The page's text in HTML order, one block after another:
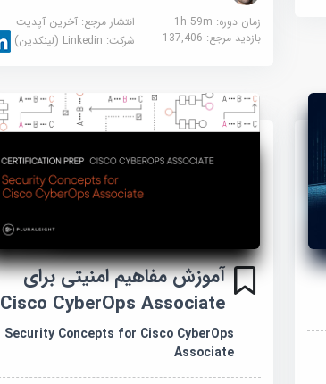
زمان دوره: 1h 59m
انتشار مرجع: آخرین آپدیت
بازدید مرجع: 137,406 شرکت: Linkedin (لینکدین)
آموزش مفاهیم امنیتی برای
Cisco CyberOps Associate
Security Concepts for Cisco CyberOps
Associate